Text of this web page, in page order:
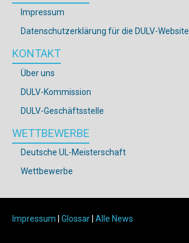
Impressum
Datenschutzerklärung für die DULV-Website
KONTAKT
Über uns
DULV-Kommission
DULV-Geschäftsstelle
WETTBEWERBE
Deutsche UL-Meisterschaft
Wettbewerbe
Impressum Glossar Alle News